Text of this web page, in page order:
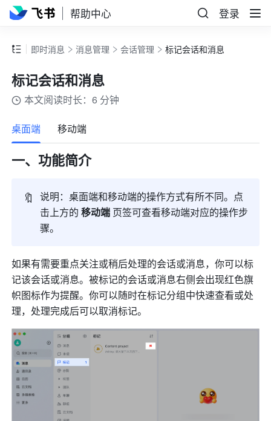
帮助中心 登录
即时消息 消息管理 会话管理 标记会话和消息
标记会话和消息
本文阅读时长：6 分钟
桌面端 移动端
一、功能简介
🔖
说明：桌面端和移动端的操作方式有所不同。点
击上方的 移动端 页签可查看移动端对应的操作步
骤。
如果有需要重点关注或稍后处理的会话或消息，你可以标
记该会话或消息。被标记的会话或消息右侧会出现红色旗
帜图标作为提醒。你可以随时在标记分组中快速查看或处
理，处理完成后可以取消标记。